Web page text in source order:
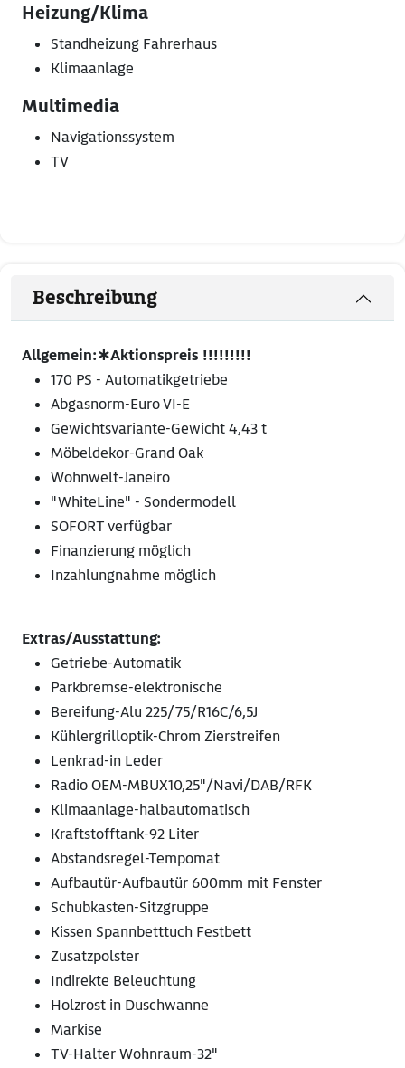
Heizung/Klima
Standheizung Fahrerhaus
Klimaanlage
Multimedia
Navigationssystem
TV
Beschreibung
Allgemein:∗Aktionspreis !!!!!!!!!
170 PS - Automatikgetriebe
Abgasnorm-Euro VI-E
Gewichtsvariante-Gewicht 4,43 t
Möbeldekor-Grand Oak
Wohnwelt-Janeiro
"WhiteLine" - Sondermodell
SOFORT verfügbar
Finanzierung möglich
Inzahlungnahme möglich
Extras/Ausstattung:
Getriebe-Automatik
Parkbremse-elektronische
Bereifung-Alu 225/75/R16C/6,5J
Kühlergrilloptik-Chrom Zierstreifen
Lenkrad-in Leder
Radio OEM-MBUX10,25"/Navi/DAB/RFK
Klimaanlage-halbautomatisch
Kraftstofftank-92 Liter
Abstandsregel-Tempomat
Aufbautür-Aufbautür 600mm mit Fenster
Schubkasten-Sitzgruppe
Kissen Spannbetttuch Festbett
Zusatzpolster
Indirekte Beleuchtung
Holzrost in Duschwanne
Markise
TV-Halter Wohnraum-32"